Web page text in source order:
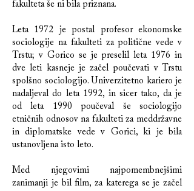
fakulteta še ni bila priznana.
Leta 1972 je postal profesor ekonomske
sociologije na fakulteti za politične vede v
Trstu; v Gorico se je preselil leta 1976 in
dve leti kasneje je začel poučevati v Trstu
spolšno sociologijo. Univerzitetno kariero je
nadaljeval do leta 1992, in sicer tako, da je
od leta 1990 poučeval še sociologijo
etničnih odnosov na fakulteti za meddržavne
in diplomatske vede v Gorici, ki je bila
ustanovljena isto leto.
Med njegovimi najpomembnejšimi
zanimanji je bil film, za katerega se je začel